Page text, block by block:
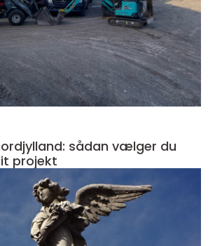
sådan vælger du
projekt